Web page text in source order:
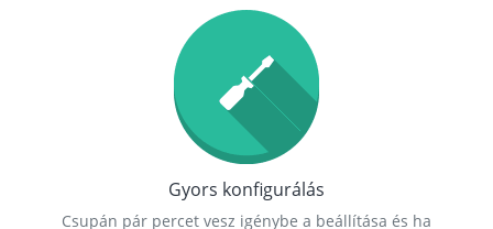
Gyors konfigurálás
Csupán pár percet vesz igénybe a beállítása és ha